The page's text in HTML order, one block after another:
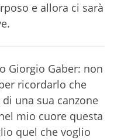
e allora ci sarà
Giorgio Gaber: non
ricordarlo che
una sua canzone
mio cuore questa
quel che voglio